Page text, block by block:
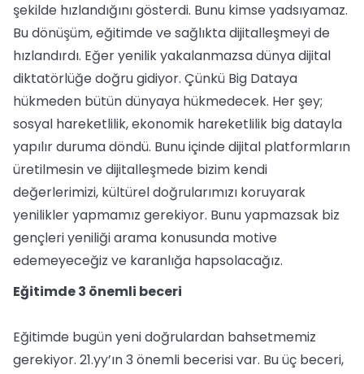
şekilde hızlandığını gösterdi. Bunu kimse yadsıyamaz.
Bu dönüşüm, eğitimde ve sağlıkta dijitalleşmeyi de
hızlandırdı. Eğer yenilik yakalanmazsa dünya dijital
diktatörlüğe doğru gidiyor. Çünkü Big Dataya
hükmeden bütün dünyaya hükmedecek. Her şey;
sosyal hareketlilik, ekonomik hareketlilik big datayla
yapılır duruma döndü. Bunu içinde dijital platformların
üretilmesin ve dijitalleşmede bizim kendi
değerlerimizi, kültürel doğrularımızı koruyarak
yenilikler yapmamız gerekiyor. Bunu yapmazsak biz
gençleri yeniliği arama konusunda motive
edemeyeceğiz ve karanlığa hapsolacağız.
Eğitimde 3 önemli beceri
Eğitimde bugün yeni doğrulardan bahsetmemiz
gerekiyor. 21.yy’ın 3 önemli becerisi var. Bu üç beceri,